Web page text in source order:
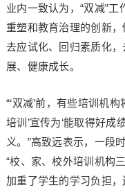
业内一致认为，“双减”
重塑和教育治理的创新，
去应试化、回归素质化
展、健康成长。
“‘双减’前，有些培训机构
培训’宣传为‘能取得好成
义。”高致远表示，一段
“校、家、校外培训机构
加重了学生的学习负担